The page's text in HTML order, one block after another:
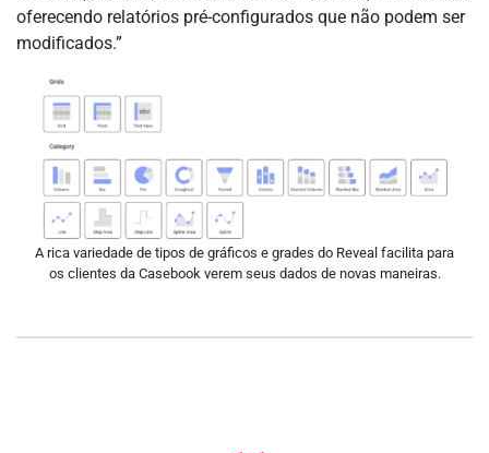
oferecendo relatórios pré-configurados que não podem ser
modificados.”
A rica variedade de tipos de gráficos e grades do Reveal facilita para
os clientes da Casebook verem seus dados de novas maneiras.